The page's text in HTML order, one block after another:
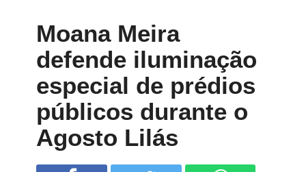
Moana Meira
defende iluminação
especial de prédios
públicos durante o
Agosto Lilás